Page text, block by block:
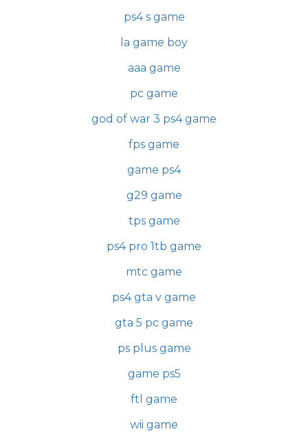
ps4 s game
la game boy
aaa game
pc game
god of war 3 ps4 game
fps game
game ps4
g29 game
tps game
ps4 pro 1tb game
mtc game
ps4 gta v game
gta 5 pc game
ps plus game
game ps5
ftl game
wii game